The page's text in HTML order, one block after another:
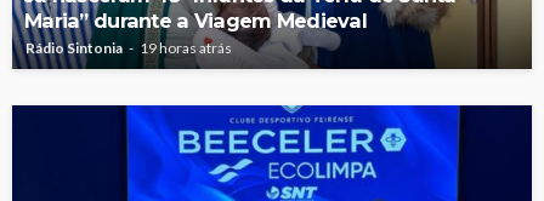
Maria” durante a Viagem Medieval
Rádio Sintonia 19 horas atrás